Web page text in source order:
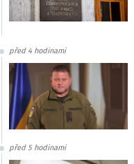
před 4 hodinami
před 5 hodinami